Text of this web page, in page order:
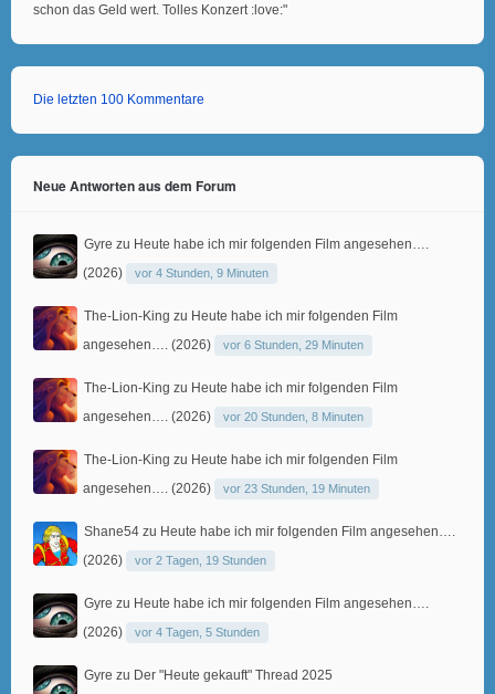
schon das Geld wert. Tolles Konzert :love:"
Die letzten 100 Kommentare
Neue Antworten aus dem Forum
Gyre zu Heute habe ich mir folgenden Film angesehen….
(2026)
vor 4 Stunden, 9 Minuten
The-Lion-King zu Heute habe ich mir folgenden Film
angesehen…. (2026)
vor 6 Stunden, 29 Minuten
The-Lion-King zu Heute habe ich mir folgenden Film
angesehen…. (2026)
vor 20 Stunden, 8 Minuten
The-Lion-King zu Heute habe ich mir folgenden Film
angesehen…. (2026)
vor 23 Stunden, 19 Minuten
Shane54 zu Heute habe ich mir folgenden Film angesehen….
(2026)
vor 2 Tagen, 19 Stunden
Gyre zu Heute habe ich mir folgenden Film angesehen….
(2026)
vor 4 Tagen, 5 Stunden
Gyre zu Der "Heute gekauft" Thread 2025